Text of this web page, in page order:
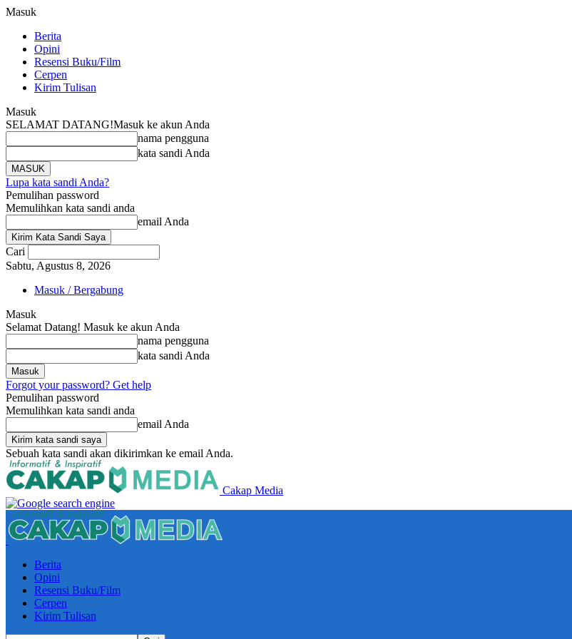
Masuk
Berita
Opini
Resensi Buku/Film
Cerpen
Kirim Tulisan
Masuk
SELAMAT DATANG!Masuk ke akun Anda
nama pengguna
kata sandi Anda
Lupa kata sandi Anda?
Pemulihan password
Memulihkan kata sandi anda
email Anda
Cari
Sabtu, Agustus 8, 2026
Masuk / Bergabung
Masuk
Selamat Datang! Masuk ke akun Anda
nama pengguna
kata sandi Anda
Forgot your password? Get help
Pemulihan password
Memulihkan kata sandi anda
email Anda
Sebuah kata sandi akan dikirimkan ke email Anda.
Cakap Media
Berita
Opini
Resensi Buku/Film
Cerpen
Kirim Tulisan